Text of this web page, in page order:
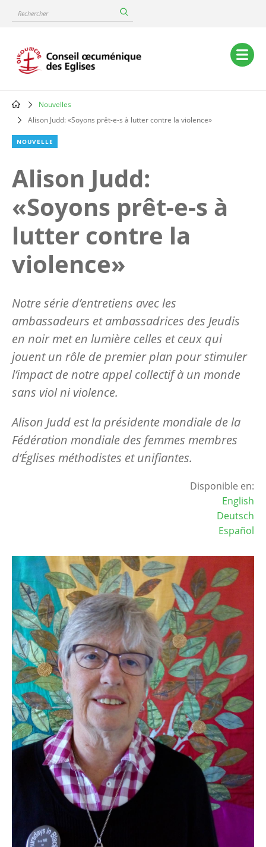
content
Rechercher
Main
navigation
Breadcrumb
Nouvelles
Alison Judd: «Soyons prêt-e-s à lutter contre la violence»
NOUVELLE
Alison Judd:
«Soyons prêt-e-s à
lutter contre la
violence»
Notre série d’entretiens avec les
ambassadeurs et ambassadrices des Jeudis
en noir met en lumière celles et ceux qui
jouent un rôle de premier plan pour stimuler
l’impact de notre appel collectif à un monde
sans viol ni violence.
Alison Judd est la présidente mondiale de la
Fédération mondiale des femmes membres
d’Églises méthodistes et unifiantes.
Disponible en:
English
Deutsch
Español
Image